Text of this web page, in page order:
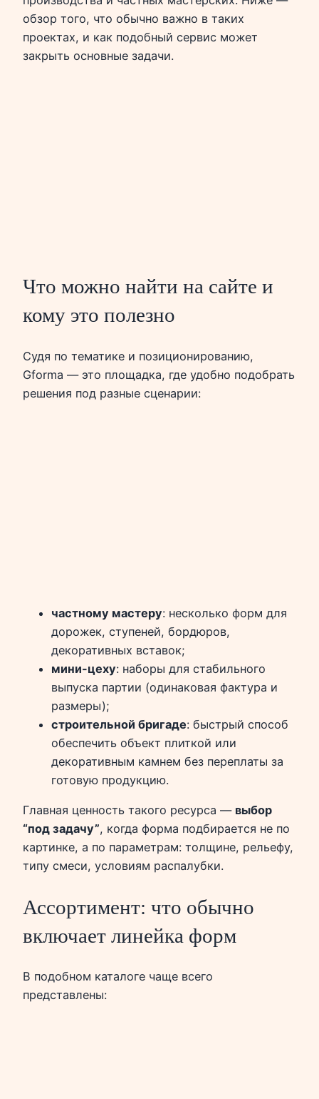
обзор того, что обычно важно в таких
проектах, и как подобный сервис может
закрыть основные задачи.
Что можно найти на сайте и
кому это полезно
Судя по тематике и позиционированию,
Gforma — это площадка, где удобно подобрать
решения под разные сценарии:
частному мастеру: несколько форм для
дорожек, ступеней, бордюров,
декоративных вставок;
мини-цеху: наборы для стабильного
выпуска партии (одинаковая фактура и
размеры);
строительной бригаде: быстрый способ
обеспечить объект плиткой или
декоративным камнем без переплаты за
готовую продукцию.
Главная ценность такого ресурса — выбор
“под задачу”, когда форма подбирается не по
картинке, а по параметрам: толщине, рельефу,
типу смеси, условиям распалубки.
Ассортимент: что обычно
включает линейка форм
В подобном каталоге чаще всего
представлены: